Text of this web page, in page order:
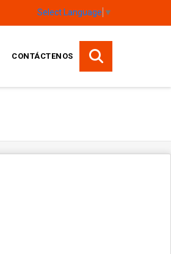
Select Language ▼
CONTÁCTENOS